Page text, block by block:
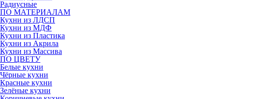
Радиусные
ПО МАТЕРИАЛАМ
Кухни из ЛДСП
Кухни из МДФ
Кухни из Пластика
Кухни из Акрила
Кухни из Массива
ПО ЦВЕТУ
Белые кухни
Чёрные кухни
Красные кухни
Зелёные кухни